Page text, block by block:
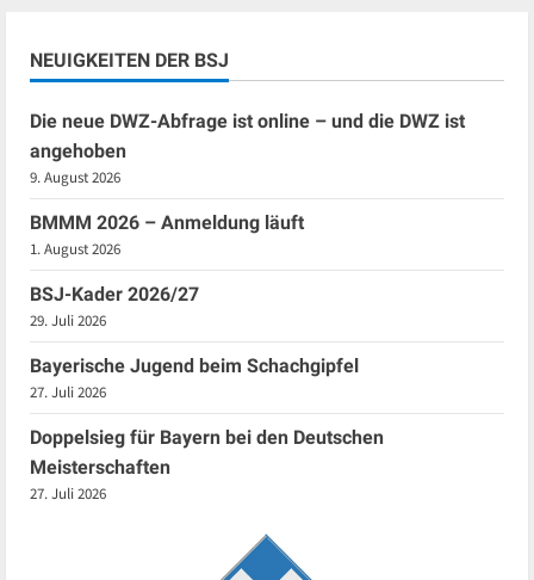
NEUIGKEITEN DER BSJ
Die neue DWZ-Abfrage ist online – und die DWZ ist
angehoben
9. August 2026
BMMM 2026 – Anmeldung läuft
1. August 2026
BSJ-Kader 2026/27
29. Juli 2026
Bayerische Jugend beim Schachgipfel
27. Juli 2026
Doppelsieg für Bayern bei den Deutschen
Meisterschaften
27. Juli 2026